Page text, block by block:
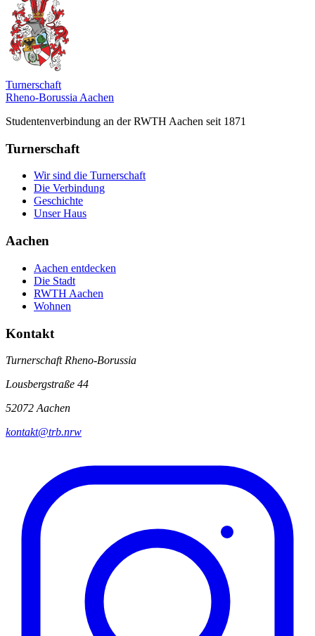
Turnerschaft
Rheno-Borussia Aachen
Studentenverbindung an der RWTH Aachen seit 1871
Turnerschaft
Wir sind die Turnerschaft
Die Verbindung
Geschichte
Unser Haus
Aachen
Aachen entdecken
Die Stadt
RWTH Aachen
Wohnen
Kontakt
Turnerschaft Rheno-Borussia
Lousbergstraße 44
52072 Aachen
kontakt@trb.nrw